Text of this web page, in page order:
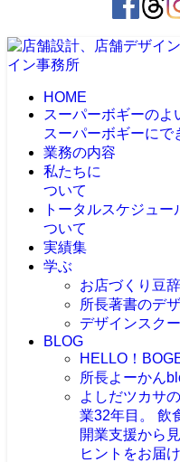
HOME
スーパーボギーのよ
スーパーボギーにで
業務の内容
私たちに
ついて
トータルスケジュー
ついて
実績集
学ぶ
お店づくり豆
所長著書のデ
デザインスク
BLOG
HELLO！
所長よーかん
よしだツカサ
業32年目。 飲
開業支援から
ヒントをお届